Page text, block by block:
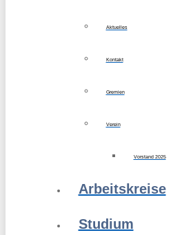
Aktuelles
Kontakt
Gremien
Verein
Vorstand 2025
Arbeitskreise
Studium